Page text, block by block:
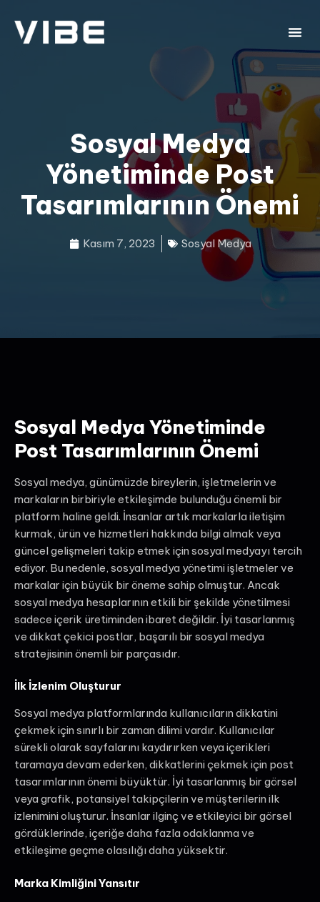
Sosyal Medya
Yönetiminde Post
Tasarımlarının Önemi
Kasım 7, 2023 Sosyal Medya
Sosyal Medya Yönetiminde
Post Tasarımlarının Önemi
Sosyal medya, günümüzde bireylerin, işletmelerin ve
markaların birbiriyle etkileşimde bulunduğu önemli bir
platform haline geldi. İnsanlar artık markalarla iletişim
kurmak, ürün ve hizmetleri hakkında bilgi almak veya
güncel gelişmeleri takip etmek için sosyal medyayı tercih
ediyor. Bu nedenle, sosyal medya yönetimi işletmeler ve
markalar için büyük bir öneme sahip olmuştur. Ancak
sosyal medya hesaplarının etkili bir şekilde yönetilmesi
sadece içerik üretiminden ibaret değildir. İyi tasarlanmış
ve dikkat çekici postlar, başarılı bir sosyal medya
stratejisinin önemli bir parçasıdır.
İlk İzlenim Oluşturur
Sosyal medya platformlarında kullanıcıların dikkatini
çekmek için sınırlı bir zaman dilimi vardır. Kullanıcılar
sürekli olarak sayfalarını kaydırırken veya içerikleri
taramaya devam ederken, dikkatlerini çekmek için post
tasarımlarının önemi büyüktür. İyi tasarlanmış bir görsel
veya grafik, potansiyel takipçilerin ve müşterilerin ilk
izlenimini oluşturur. İnsanlar ilginç ve etkileyici bir görsel
gördüklerinde, içeriğe daha fazla odaklanma ve
etkileşime geçme olasılığı daha yüksektir.
Marka Kimliğini Yansıtır